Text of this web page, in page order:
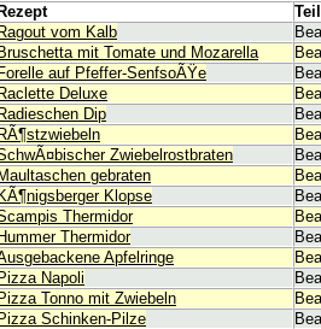
Rezept
Ragout vom Kalb
Bruschetta mit Tomate und Mozarella
Forelle auf Pfeffer-SenfsoÃŸe
Raclette Deluxe
Radieschen Dip
RÃ¶stzwiebeln
Zwiebelrostbraten
Maultaschen gebraten
KÃ¶nigsberger Klopse
Thermidor
Hummer Thermidor
Apfelringe
Pizza Napoli
Pizza Tonno mit Zwiebeln
Pizza Schinken-Pilze